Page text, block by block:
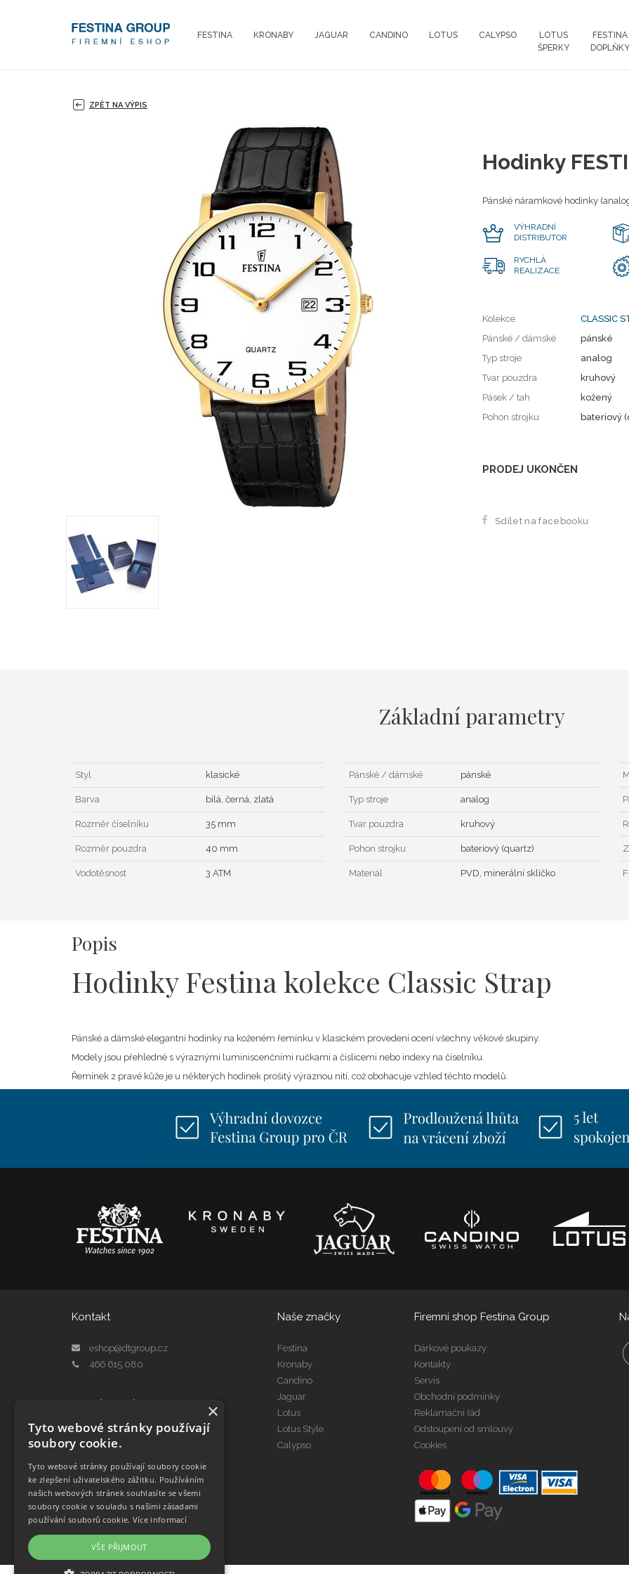
FESTINA KRONABY JAGUAR CANDINO LOTUS CALYPSO
LOTUS
ŠPERKY
FESTINA
DOPLŇKY
ZPĚT NA VÝPIS
Hodinky
Pánské náramkové hodinky
VÝHRADNÍ
DISTRIBUTOR
RYCHLÁ
REALIZACE
Kolekce
CLASSIC
Pánské / dámské
pánské
Typ stroje
analog
Tvar pouzdra
kruhový
Pásek / tah
kožený
Pohon strojku
bateriový
PRODEJ UKONČEN
Sdílet na facebooku
Základní parametry
Styl klasické
Barva bílá, černá, zlatá
Rozměr číselníku 35 mm
Rozměr pouzdra 40 mm
Vodotěsnost 3 ATM
Pánské / dámské pánské
Typ stroje analog
Tvar pouzdra kruhový
Pohon strojku bateriový (quartz)
Materiál PVD, minerální sklíčko
Popis
Hodinky Festina kolekce Classic Strap
Pánské a dámské elegantní hodinky na koženém řemínku v klasickém provedení ocení všechny věkové skupiny.
Modely jsou přehledné s výraznými luminiscenčními ručkami a číslicemi nebo indexy na číselníku.
Řemínek z pravé kůže je u některých hodinek prošitý výraznou nití, což obohacuje vzhled těchto modelů.
Kontakt
eshop@dtgroup.cz
466 615 080
Kontakt Servis
466 615 078
Naše značky
Festina
Kronaby
Candino
Jaguar
Lotus
Lotus Style
Calypso
Firemní shop Festina Group
Dárkové poukazy
Kontakty
Servis
Obchodní podmínky
Reklamační řád
Odstoupení od smlouvy
Cookies
×
Tyto webové stránky používají
soubory cookie.
Tyto webové stránky používají soubory cookie
ke zlepšení uživatelského zážitku. Používáním
našich webových stránek souhlasíte se všemi
soubory cookie v souladu s našimi zásadami
používání souborů cookie. Více informací
VŠE PŘIJMOUT